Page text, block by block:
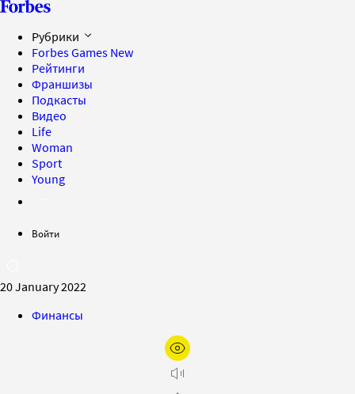
Рубрики
Forbes Games New
Рейтинги
Франшизы
Подкасты
Видео
Life
Woman
Sport
Young
Войти
20 January 2022
Финансы